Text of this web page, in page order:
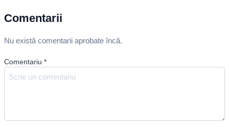
Comentarii
Nu există comentarii aprobate încă.
Comentariu *